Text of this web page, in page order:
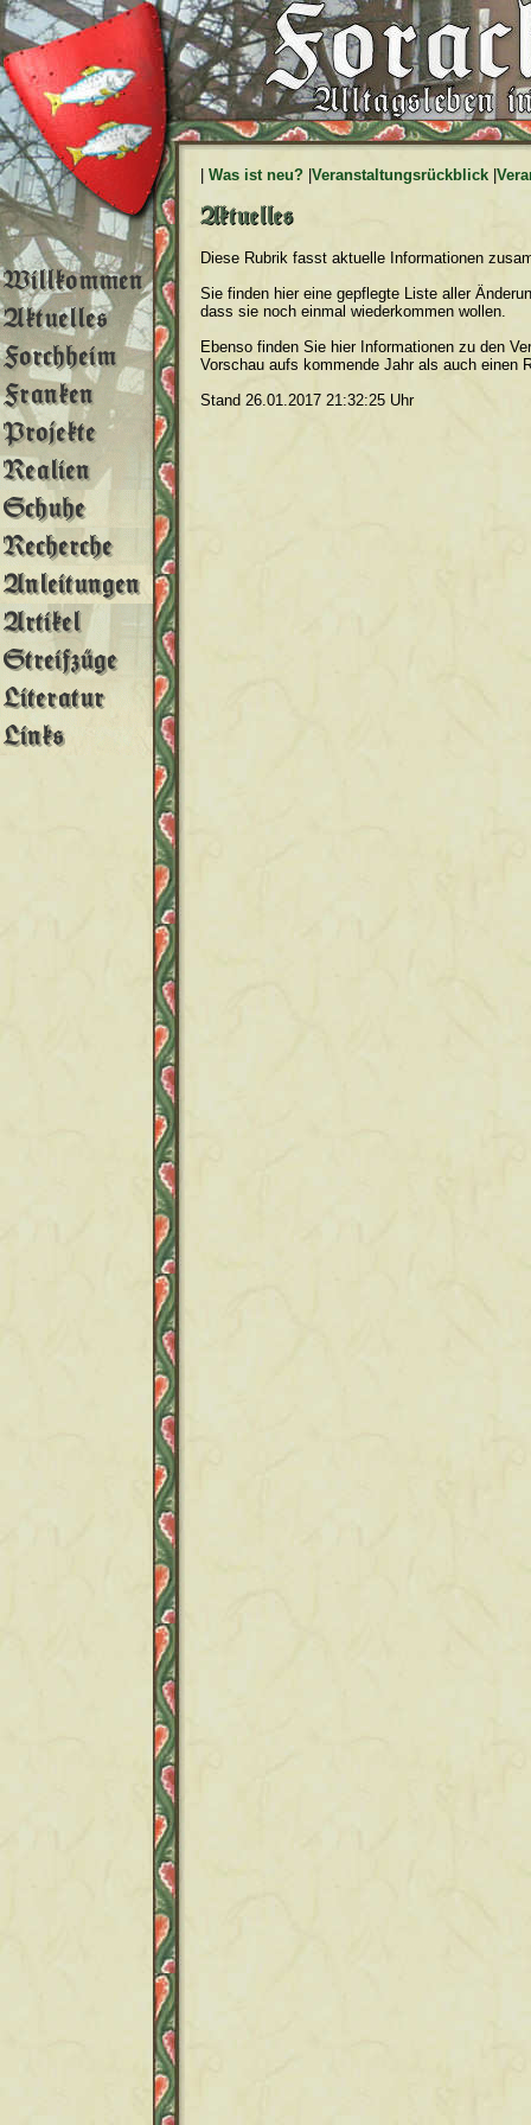
|Was ist neu? |Veranstaltungsrückblick |
Diese Rubrik fasst aktuelle Informationen
Sie finden hier eine gepflegte Liste aller
dass sie noch einmal wiederkommen wollen.
Ebenso finden Sie hier Informationen zu den
Vorschau aufs kommende Jahr als auch einen
Stand 26.01.2017 21:32:25 Uhr